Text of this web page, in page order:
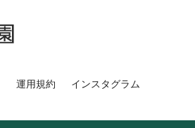
運用規約 インスタグラム